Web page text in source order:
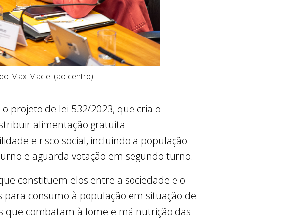
Max Maciel (ao centro)
projeto de lei 532/2023, que cria o
alimentação gratuita
e risco social, incluindo a população
e aguarda votação em segundo turno.
constituem elos entre a sociedade e o
consumo à população em situação de
que combatam à fome e má nutrição das